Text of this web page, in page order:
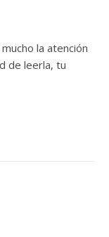
la atención
de leerla, tu